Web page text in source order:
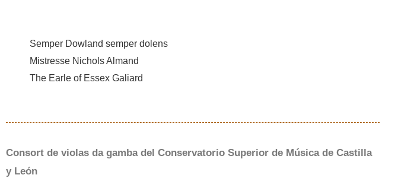
Semper Dowland semper dolens
Mistresse Nichols Almand
The Earle of Essex Galiard
Consort de violas da gamba del Conservatorio Superior de Música de Castilla
y León